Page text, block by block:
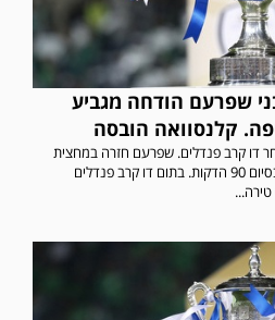
שפרעם הודחה מגביע
קלנסוואה הובסה
דו קרב פנדלים. שפרעם חזרה במחצית
השנייה מפיגור 3:1 לתיקו דרמטי בסיום 90 הדקות. בתום דו קרב פנדלים